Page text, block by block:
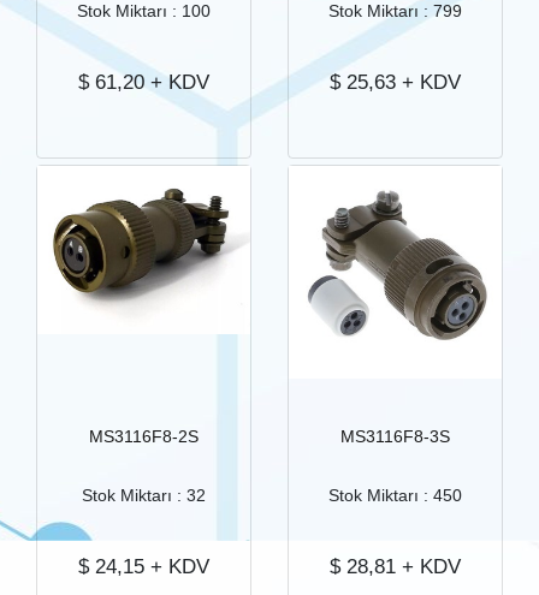
Stok Miktarı : 100
$ 61,20 + KDV
Stok Miktarı : 799
$ 25,63 + KDV
MS3116F8-2S
Stok Miktarı : 32
$ 24,15 + KDV
MS3116F8-3S
Stok Miktarı : 450
$ 28,81 + KDV